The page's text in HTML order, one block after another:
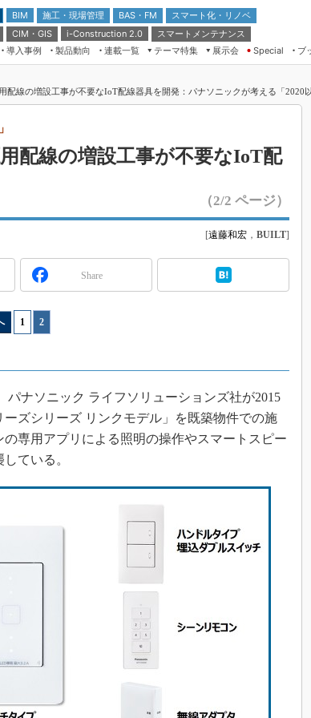
BIM 施工・現場管理 BAS・FM
スマート化・リノベ
CIM・GIS i-Construction 2.0
スマートメンテナンス
導入事例 製品動向 連載一覧
テーマ特集
ーンがもたらす建設業界の“ゲー
ェンジ” Ver.2.0
から新3Kへ導く建設×IT
時代のスマートビル
展示会
第8回 国際 建設・測量展
築・土木・不動産の先端技術展－
2020
メンテナンス・レジリエンスTOKYO
Special ブ
配線の増設工事が不要なIoT配線器具を開発：パナソニックが考える「2020
配線の増設工事が不要なIoT配
（2/2 ページ）
[遠藤和宏 ， BUILT]
Share
1 2
ナソニック ライフソリューションズ社が2015
ズシリーズ リンクモデル」を既築物件での施
専用アプリによる照明の操作やスマートスピー
ている。